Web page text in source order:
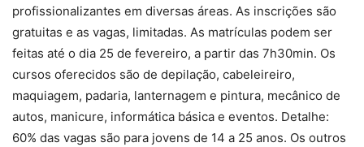
profissionalizantes em diversas áreas. As inscrições são
gratuitas e as vagas, limitadas. As matrículas podem ser
feitas até o dia 25 de fevereiro, a partir das 7h30min. Os
cursos oferecidos são de depilação, cabeleireiro,
maquiagem, padaria, lanternagem e pintura, mecânico de
autos, manicure, informática básica e eventos. Detalhe:
60% das vagas são para jovens de 14 a 25 anos. Os outros